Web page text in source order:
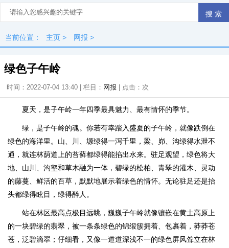
当前位置： 主页 > 网报 >
绿色子午岭
时间：2022-07-04 13:40 | 栏目： 网报 | 点击： 次
夏天，是子午岭一年四季最具魅力、最有情怀的季节。
绿，是子午岭的魂。你若有幸踏入盛夏的子午岭，就像跌倒在
绿色的海洋里。山、川、塬绿得一泻千里，梁、峁、沟绿得水泄不
通，就连林荫道上的苔藓都绿得能掐出水来。驻足观望，绿色将大
地、山川、沟壑和草木融为一体，碧绿的松柏、青翠的灌木、灵动
的藤蔓、鲜活的百草，默默地展示着绿色的情怀。无论驻足还是抬
头都绿得眩目，绿得醉人。
站在林区最高点极目远眺，巍巍子午岭就像镶嵌在黄土高原上
的一块碧绿的翡翠，被一条条绿色的锦缎簇拥着、包裹着，莽莽苍
苍，泛碧滴翠；仔细看，又像一道道深浅不一的绿色屏风耸立在林